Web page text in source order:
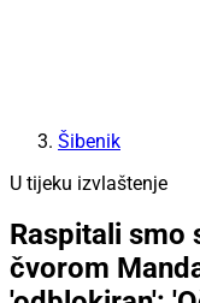
Šibenik
U tijeku izvlaštenje
Raspitali smo
čvorom